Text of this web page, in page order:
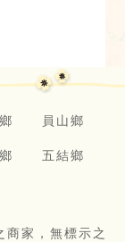
員山鄉
五結鄉
家，無標示之